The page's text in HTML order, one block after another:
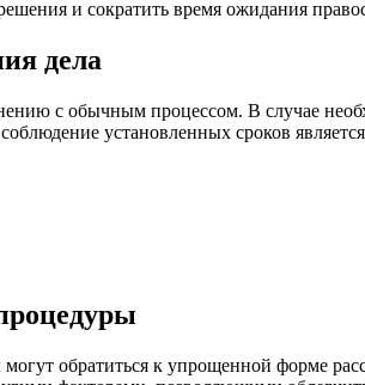
и сократить время ожидания
дела
с обычным процессом. В случае
установленных сроков
обратиться к упрощенной форме